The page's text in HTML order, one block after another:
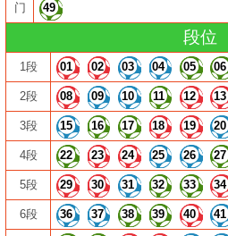
门 49
段位
1段 01 02 03 04 05 06
2段 08 09 10 11 12 13
3段 15 16 17 18 19 20
4段 22 23 24 25 26 27
5段 29 30 31 32 33 34
6段 36 37 38 39 40 41